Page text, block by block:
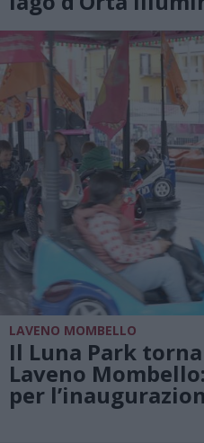
LAVENO MOMBELLO
Il Luna Park
Laveno
per